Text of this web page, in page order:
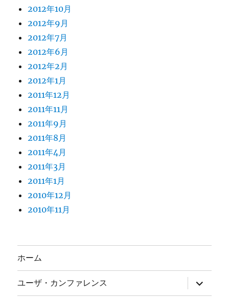
2012年10月
2012年9月
2012年7月
2012年6月
2012年2月
2012年1月
2011年12月
2011年11月
2011年9月
2011年8月
2011年4月
2011年3月
2011年1月
2010年12月
2010年11月
ホーム
ユーザ・カンファレンス
サ
ブ